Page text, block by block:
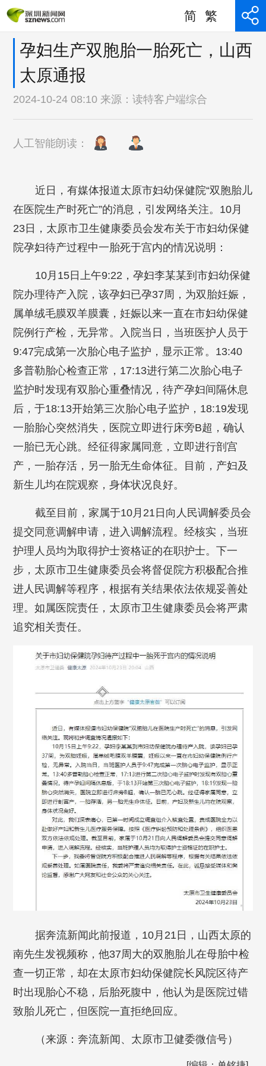
简 繁
孕妇生产双胞胎一胎死亡，山西
太原通报
2024-10-24 08:10 来源：读特客户端综合
人工智能朗读：
近日，有媒体报道太原市妇幼保健院“双胞胎儿
在医院生产时死亡”的消息，引发网络关注。10月
23日，太原市卫生健康委员会发布关于市妇幼保健
院孕妇待产过程中一胎死于宫内的情况说明：
10月15日上午9:22，孕妇李某某到市妇幼保健
院办理待产入院，该孕妇已孕37周，为双胎妊娠，
属单绒毛膜双羊膜囊，妊娠以来一直在市妇幼保健
院例行产检，无异常。入院当日，当班医护人员于
9:47完成第一次胎心电子监护，显示正常。13:40
多普勒胎心检查正常，17:13进行第二次胎心电子
监护时发现有双胎心重叠情况，待产孕妇间隔休息
后，于18:13开始第三次胎心电子监护，18:19发现
一胎胎心突然消失，医院立即进行床旁B超，确认
一胎已无心跳。经征得家属同意，立即进行剖宫
产，一胎存活，另一胎无生命体征。目前，产妇及
新生儿均在院观察，身体状况良好。
截至目前，家属于10月21日向人民调解委员会
提交同意调解申请，进入调解流程。经核实，当班
护理人员均为取得护士资格证的在职护士。下一
步，太原市卫生健康委员会将督促院方积极配合推
进人民调解等程序，根据有关结果依法依规妥善处
理。如属医院责任，太原市卫生健康委员会将严肃
追究相关责任。
据奔流新闻此前报道，10月21日，山西太原的
南先生发视频称，他37周大的双胞胎儿在母胎中检
查一切正常，却在太原市妇幼保健院长风院区待产
时出现胎心不稳，后胎死腹中，他认为是医院过错
致胎儿死亡，但医院一直拒绝回应。
（来源：奔流新闻、太原市卫健委微信号）